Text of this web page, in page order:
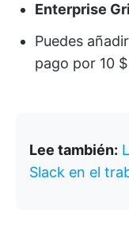
Enterprise
Puedes añadir
pago por 10
Lee también:
Slack en el